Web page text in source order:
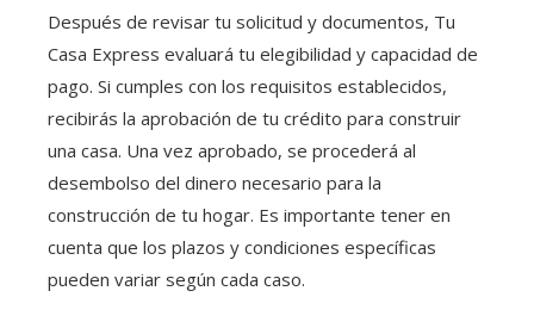
Después de revisar tu solicitud y documentos, Tu
Casa Express evaluará tu elegibilidad y capacidad de
pago. Si cumples con los requisitos establecidos,
recibirás la aprobación de tu crédito para construir
una casa. Una vez aprobado, se procederá al
desembolso del dinero necesario para la
construcción de tu hogar. Es importante tener en
cuenta que los plazos y condiciones específicas
pueden variar según cada caso.